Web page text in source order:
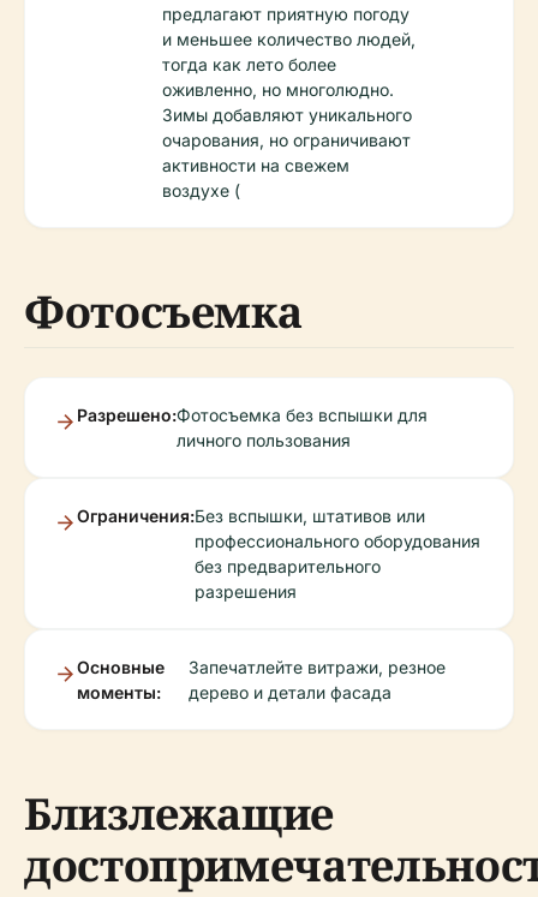
предлагают приятную погоду
и меньшее количество людей,
тогда как лето более
оживленно, но многолюдно.
Зимы добавляют уникального
очарования, но ограничивают
активности на свежем
воздухе (
Фотосъемка
Разрешено:Фотосъемка без вспышки для
личного пользования
Ограничения:Без вспышки, штативов или
профессионального оборудования
без предварительного
разрешения
Основные
моменты:
Запечатлейте витражи, резное
дерево и детали фасада
Близлежащие